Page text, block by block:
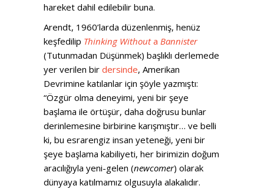
hareket dahil edilebilir buna.
Arendt, 1960’larda düzenlenmiş, henüz
keşfedilip Thinking Withouta Bannister
(Tutunmadan Düşünmek) başlıklı derlemede
yer verilen bir dersinde, Amerikan
Devrimine katılanlar için şöyle yazmıştı:
“Özgür olma deneyimi, yeni bir şeye
başlama ile örtüşür, daha doğrusu bunlar
derinlemesine birbirine karışmıştır… ve belli
ki, bu esrarengiz insan yeteneği, yeni bir
şeye başlama kabiliyeti, her birimizin doğum
aracılığıyla yeni-gelen (newcomer) olarak
dünyaya katılmamız olgusuyla alakalıdır.